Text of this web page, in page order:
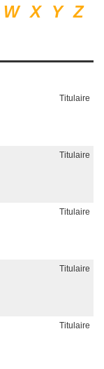
W X Y Z
Titulaire
Titulaire
Titulaire
Titulaire
Titulaire